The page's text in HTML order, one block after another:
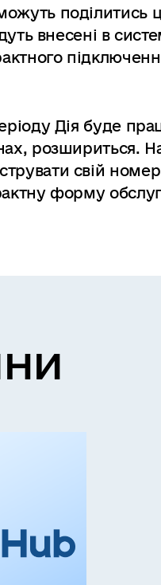
внесені в
Дія буде
розшириться.
свій
форму